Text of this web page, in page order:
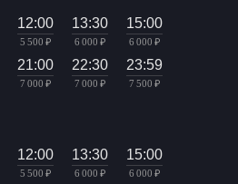
12:00
5 500 ₽
13:30
6 000 ₽
15:00
6 000 ₽
21:00
7 000 ₽
22:30
7 000 ₽
23:59
7 500 ₽
12:00
5 500 ₽
13:30
6 000 ₽
15:00
6 000 ₽